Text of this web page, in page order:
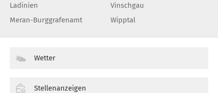
Ladinien
Meran-Burggrafenamt
Vinschgau
Wipptal
Wetter
Stellenanzeigen